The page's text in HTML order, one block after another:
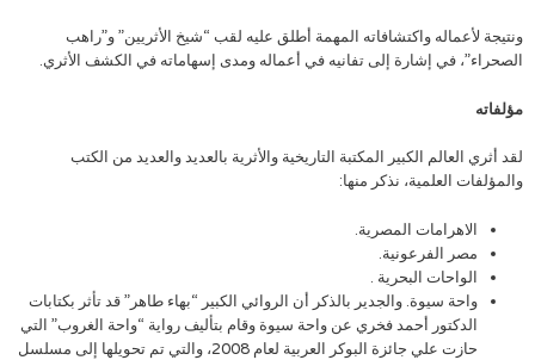
ونتيجة لأعماله واكتشافاته المهمة أطلق عليه لقب “شيخ الأثريين” و”راهب
الصحراء”، في إشارة إلى تفانيه في أعماله ومدى إسهاماته في الكشف الأثري.
مؤلفاته
لقد أثري العالم الكبير المكتبة التاريخية والأثرية بالعديد والعديد من الكتب
والمؤلفات العلمية، نذكر منها:
الاهرامات المصرية.
مصر الفرعونية.
الواحات البحرية .
واحة سيوة. والجدير بالذكر أن الروائي الكبير “بهاء طاهر” قد تأثر بكتابات
الدكتور أحمد فخري عن واحة سيوة وقام بتأليف رواية “واحة الغروب” التي
حازت علي جائزة البوكر العربية لعام 2008، والتي تم تحويلها إلى مسلسل